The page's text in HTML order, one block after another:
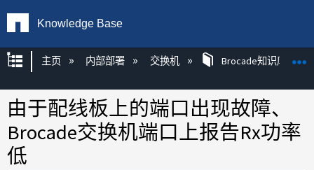
Knowledge Base
扩展/隐缩全局层次
主页 内部部署 交换机 Brocade知识库文章
由于配线板上的端口出现故障、
Brocade交换机端口上报告Rx功率
低